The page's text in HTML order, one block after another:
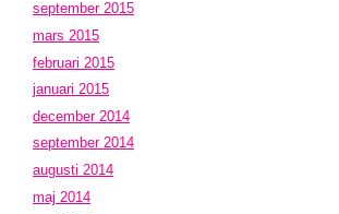
september 2015
mars 2015
februari 2015
januari 2015
december 2014
september 2014
augusti 2014
maj 2014